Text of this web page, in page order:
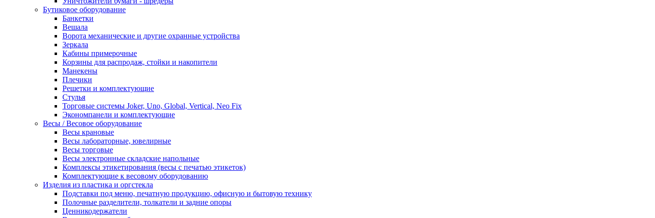
Бутиковое оборудование
Банкетки
Вешала
Ворота механические и другие охранные устройства
Зеркала
Кабины примерочные
Корзины для распродаж, стойки и накопители
Манекены
Плечики
Решетки и комплектующие
Стулья
Торговые системы Joker, Uno, Global, Vertical, Neo Fix
Экономпанели и комплектующие
Весы / Весовое оборудование
Весы крановые
Весы лабораторные, ювелирные
Весы торговые
Весы электронные складские напольные
Комплексы этикетирования (весы с печатью этикеток)
Комплектующие к весовому оборудованию
Изделия из пластика и оргстекла
Подставки под меню, печатную продукцию, офисную и бытовую технику
Полочные разделители, толкатели и задние опоры
Ценникодержатели